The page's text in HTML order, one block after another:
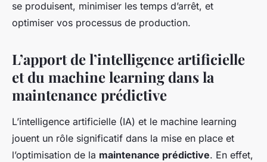
se produisent, minimiser les temps d’arrêt, et
optimiser vos processus de production.
L’apport de l’intelligence artificielle
et du machine learning dans la
maintenance prédictive
L’intelligence artificielle (IA) et le machine learning
jouent un rôle significatif dans la mise en place et
l’optimisation de la maintenance prédictive. En effet,